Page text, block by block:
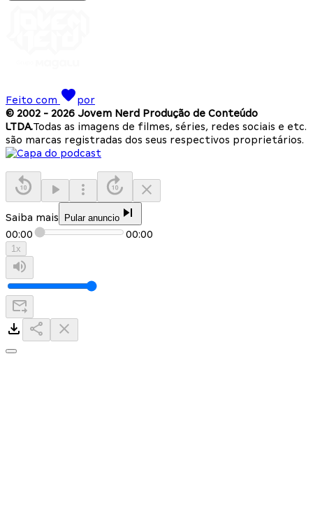
Feito com
por
© 2002 - 2026 Jovem Nerd Produção de Conteúdo
LTDA.Todas as imagens de filmes, séries, redes sociais e etc.
são marcas registradas dos seus respectivos proprietários.
Saiba mais Pular anuncio
00:00 00:00
1x